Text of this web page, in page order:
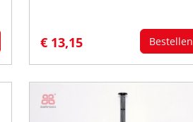
€ 13,15 Bestellen